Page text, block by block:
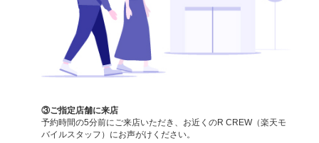
③ご指定店舗に来店
予約時間の5分前にご来店いただき、お近くのR CREW（楽天モ
バイルスタッフ）にお声がけください。